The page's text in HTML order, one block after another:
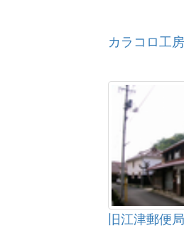
カラコロ工
旧江津郵便局